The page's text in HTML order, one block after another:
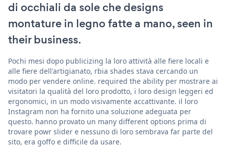
di occhiali da sole che designs
montature in legno fatte a mano, seen in
their business.
Pochi mesi dopo publicizing la loro attività alle fiere locali e
alle fiere dell'artigianato, rbia shades stava cercando un
modo per vendere online. required the ability per mostrare ai
visitatori la qualità del loro prodotto, i loro design leggeri ed
ergonomici, in un modo visivamente accattivante. il loro
Instagram non ha fornito una soluzione adeguata per
questo. hanno provato un many different options prima di
trovare powr slider e nessuno di loro sembrava far parte del
sito, era goffo e difficile da usare.